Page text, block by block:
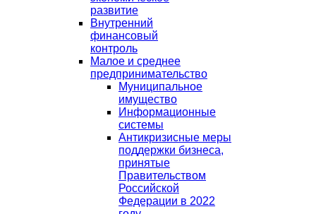
развитие
Внутренний
финансовый
контроль
Малое и среднее
предпринимательство
Муниципальное
имущество
Информационные
системы
Антикризисные меры
поддержки бизнеса,
принятые
Правительством
Российской
Федерации в 2022